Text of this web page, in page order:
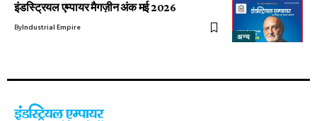
अन्य
इंडस्ट्रियल एम्पायर मैगज़ीन अंक मई 2026
ByIndustrial Empire